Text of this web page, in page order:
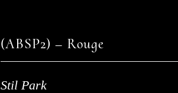
(ABSP2) – Rouge
Stil Park